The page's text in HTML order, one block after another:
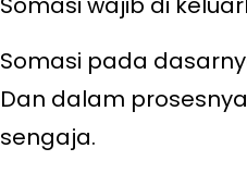
Somasi pada
Dan dalam
sengaja.